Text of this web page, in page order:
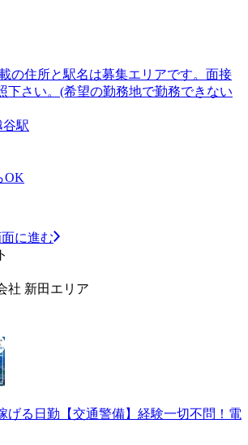
の住所と駅名は募集エリアです。面接
下さい。(希望の勤務地で勤務できない
谷駅
OK
に進む
社 新田エリア
げる日勤【交通警備】経験一切不問！電